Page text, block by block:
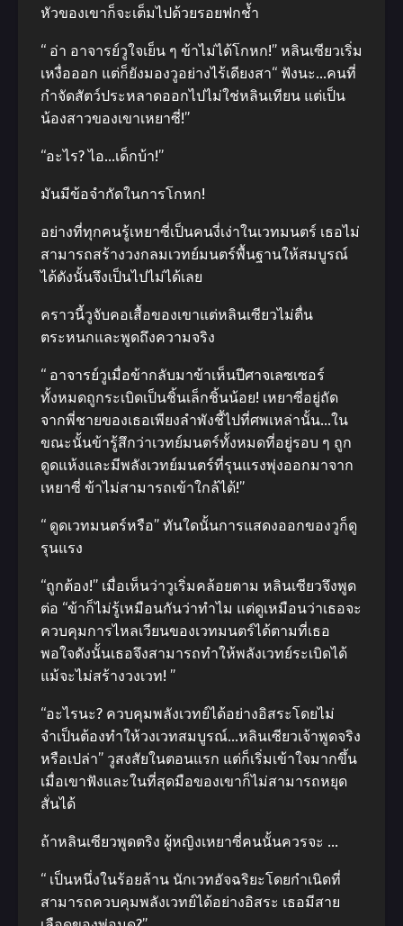
หัวของเขาก็จะเต็มไปด้วยรอยฟกช้ำ
“ อ่า อาจารย์วูใจเย็น ๆ ข้าไม่ได้โกหก!” หลินเซียวเริ่ม
เหงื่อออก แต่ก็ยังมองวูอย่างไร้เดียงสา“ ฟังนะ…คนที่
กำจัดสัตว์ประหลาดออกไปไม่ใช่หลินเทียน แต่เป็น
น้องสาวของเขาเหยาซี่!”
“อะไร? ไอ…เด็กบ้า!”
มันมีข้อจำกัดในการโกหก!
อย่างที่ทุกคนรู้เหยาซี่เป็นคนงี่เง่าในเวทมนตร์ เธอไม่
สามารถสร้างวงกลมเวทย์มนตร์พื้นฐานให้สมบูรณ์
ได้ดังนั้นจึงเป็นไปไม่ได้เลย
คราวนี้วูจับคอเสื้อของเขาแต่หลินเซียวไม่ตื่น
ตระหนกและพูดถึงความจริง
“ อาจารย์วูเมื่อข้ากลับมาข้าเห็นปีศาจเลซเซอร์
ทั้งหมดถูกระเบิดเป็นชิ้นเล็กชิ้นน้อย! เหยาซี่อยู่ถัด
จากพี่ชายของเธอเพียงลำพังชี้ไปที่ศพเหล่านั้น…ใน
ขณะนั้นข้ารู้สึกว่าเวทย์มนตร์ทั้งหมดที่อยู่รอบ ๆ ถูก
ดูดแห้งและมีพลังเวทย์มนตร์ที่รุนแรงพุ่งออกมาจาก
เหยาซี่ ข้าไม่สามารถเข้าใกล้ได้!”
“ ดูดเวทมนตร์หรือ” ทันใดนั้นการแสดงออกของวูก็ดู
รุนแรง
“ถูกต้อง!” เมื่อเห็นว่าวูเริ่มคล้อยตาม หลินเซียวจึงพูด
ต่อ “ข้าก็ไม่รู้เหมือนกันว่าทำไม แต่ดูเหมือนว่าเธอจะ
ควบคุมการไหลเวียนของเวทมนตร์ได้ตามที่เธอ
พอใจดังนั้นเธอจึงสามารถทำให้พลังเวทย์ระเบิดได้
แม้จะไม่สร้างวงเวท! ”
“อะไรนะ? ควบคุมพลังเวทย์ได้อย่างอิสระโดยไม่
จำเป็นต้องทำให้วงเวทสมบูรณ์…หลินเซียวเจ้าพูดจริง
หรือเปล่า” วูสงสัยในตอนแรก แต่ก็เริ่มเข้าใจมากขึ้น
เมื่อเขาฟังและในที่สุดมือของเขาก็ไม่สามารถหยุด
สั่นได้
ถ้าหลินเซียวพูดตริง ผู้หญิงเหยาซี่คนนั้นควรจะ …
“ เป็นหนึ่งในร้อยล้าน นักเวทอัจฉริยะโดยกำเนิดที่
สามารถควบคุมพลังเวทย์ได้อย่างอิสระ เธอมีสาย